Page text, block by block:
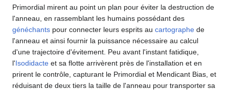
Primordial mirent au point un plan pour éviter la destruction de
l'anneau, en rassemblant les humains possédant des
généchants pour connecter leurs esprits au cartographe de
l'anneau et ainsi fournir la puissance nécessaire au calcul
d'une trajectoire d'évitement. Peu avant l'instant fatidique,
l'Isodidacte et sa flotte arrivèrent près de l'installation et en
prirent le contrôle, capturant le Primordial et Mendicant Bias, et
réduisant de deux tiers la taille de l'anneau pour transporter sa